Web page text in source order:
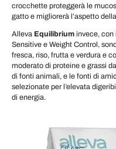
crocchette proteggerà le
gatto e migliorerà l’aspetto
Alleva Equilibrium invece, con
Sensitive e Weight Control,
fresca, riso, frutta e verdura e
moderato di proteine e grassi
di fonti animali, e le fonti di
selezionate per l’elevata
di energia.